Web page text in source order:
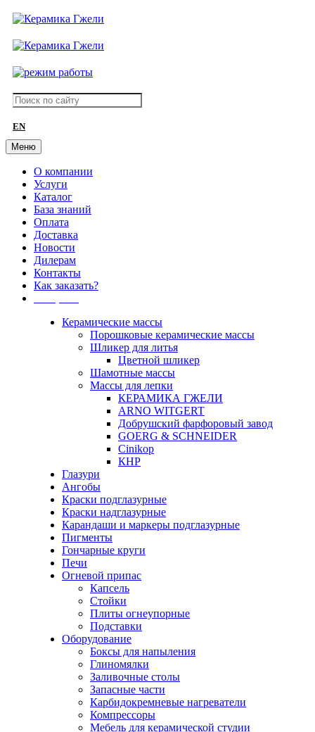
EN
Меню
О компании
Услуги
Каталог
База знаний
Оплата
Доставка
Новости
Дилерам
Контакты
Как заказать?
Керамические массы
Порошковые керамические массы
Шликер для литья
Цветной шликер
Шамотные массы
Массы для лепки
КЕРАМИКА ГЖЕЛИ
ARNO WITGERT
Добрушский фарфоровый завод
GOERG & SCHNEIDER
Cinikop
КНР
Глазури
Ангобы
Краски подглазурные
Краски надглазурные
Карандаши и маркеры подглазурные
Пигменты
Гончарные круги
Печи
Огневой припас
Капсель
Стойки
Плиты огнеупорные
Подставки
Оборудование
Боксы для напыления
Глиномялки
Заливочные столы
Запасные части
Карбидокремневые нагреватели
Компрессоры
Мебель для керамической студии